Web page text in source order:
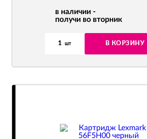
в наличии -
получи во вторник
1 шт В КОРЗИНУ